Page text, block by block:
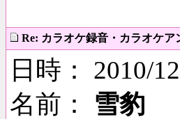
Re: カラオケ録音・カラオケア
日時： 2010/
名前： 雪豹